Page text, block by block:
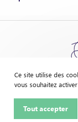
Ce site utilise des
vous souhaitez activer
Tout accepter